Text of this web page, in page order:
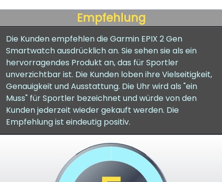
Empfehlung
Die Kunden empfehlen die Garmin EPIX 2 Gen
Smartwatch ausdrücklich an. Sie sehen sie als ein
hervorragendes Produkt an, das für Sportler
unverzichtbar ist. Die Kunden loben ihre Vielseitigkeit,
Genauigkeit und Ausstattung. Die Uhr wird als "ein
Muss" für Sportler bezeichnet und würde von den
Kunden jederzeit wieder gekauft werden. Die
Empfehlung ist eindeutig positiv.